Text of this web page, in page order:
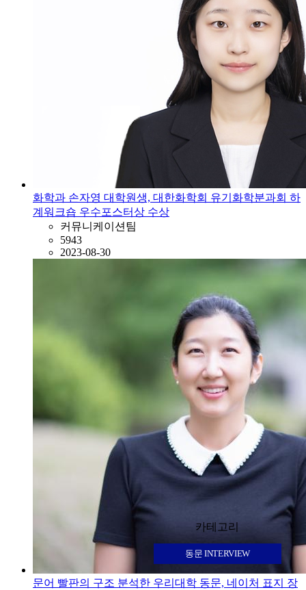
화학과 손자영 대학원생, 대한화학회 유기화학분과회 하
계워크숍 우수포스터상 수상
커뮤니케이션팀
5943
2023-08-30
카테고리
동문 INTERVIEW
문어 빨판의 구조 분석한 우리대학 동문, 네이처 표지 장